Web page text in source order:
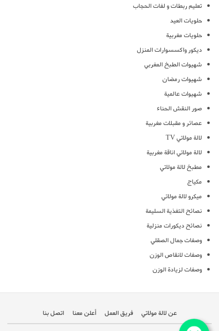
تعليم ربطات و لفات الحجاب
حلويات العيد
حلويات مغربية
ديكور واكسسوارات المنزل
شهيوات الطبخ المغربي
شهيوات رمضان
شهيوات عالمية
صور النقش الحناء
عصائر و مقبلات مغربية
لالة مولاتي TV
لالة مولاتي اناقة مغربية
مطبخ لالة مولاتي
مكياج
ميكرو لالة مولاتي
نصائح التغذية السليمة
نصائح ديكورات منزلية
وصفات جمال الصقلي
وصفات لانقاص الوزن
وصفات لزيادة الوزن
عن لالة مولاتي فريق العمل أعلن معنا اتصل بنا